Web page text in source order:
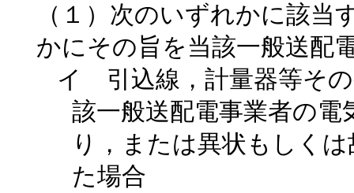
（１）次のいずれかに該
かにその旨を当該一般送配
イ 引込線，計量器等そ
該一般送配電事業者の
り，または異状もしく
た場合